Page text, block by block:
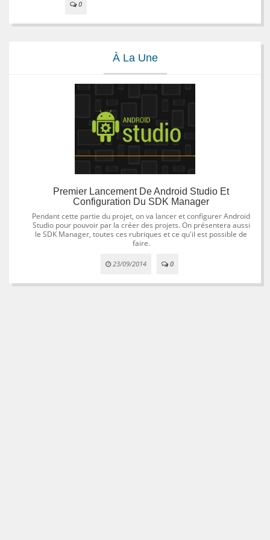
0
À La Une
Premier Lancement De Android Studio Et
Configuration Du SDK Manager
Pendant cette partie du projet, on va lancer et configurer Android
Studio pour pouvoir par la créer des projets. On présentera aussi
le SDK Manager, toutes ces rubriques et ce qu'il est possible de
faire.
23/09/2014 0